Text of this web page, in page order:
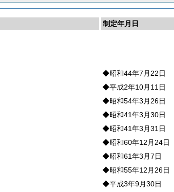
制定年月日
◆昭和44年7月22日
◆平成2年10月11日
◆昭和54年3月26日
◆昭和41年3月30日
◆昭和41年3月31日
◆昭和60年12月24日
◆昭和61年3月7日
◆昭和55年12月26日
◆平成3年9月30日